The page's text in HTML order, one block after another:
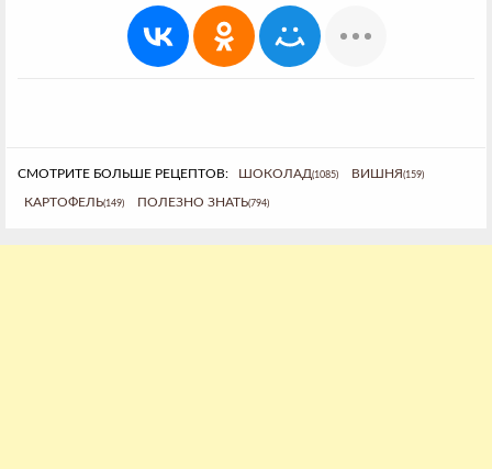
СМОТРИТЕ БОЛЬШЕ РЕЦЕПТОВ: ШОКОЛАД (1085) ВИШНЯ (159)
КАРТОФЕЛЬ(149) ПОЛЕЗНО ЗНАТЬ(794)